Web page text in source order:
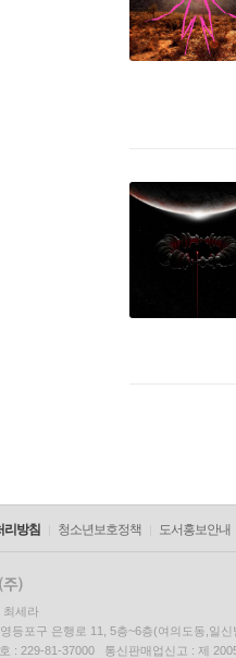
리방침 청소년보호정책 도서홍보안내
최세라
등포구 은행로 11, 5층~6층(여의도동,일신
: 229-81-37000 통신판매업신고 : 제